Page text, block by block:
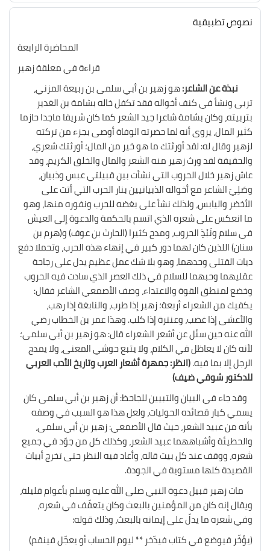
نصوص تطبيقية
المحاضرة الرابعة
قراءة في معلقة زهير
نبذة عن الشاعر:هو زهير بن أبي سلمى بن ربيعة المزني،
تربى ونشأ في كنف أخواله فقد تكفل خاله بشامة بن الغدير
بتربيته، وكان بشامة شاعرا جيد الشعر كما كان شريفا ماجدا حازما
كثير المال، يروى أنه لما حضرته الوفاة أوصى بجزء من تركته
لزهير وقال له: لقد أورثتك ما هو خير من المال؛ أورثتك شعري،
والحقيقة لقد ورث زهير منه الشعر والمال والخلق الكريم، وقد
عاش زهير خلال الحروب التي نشأت بين قبيلتي عبس وذبيان،
وصَلِيَ الشاعر مع أخواله الذبيانيين بنار الحرب التي أتت على
الأخضر واليابس، ولذلك نشأ على بغضه للحرب ونفوره منها، وهو
ما انعكس على شعره الذي اتسم بالحكمة والدعوة إلى العيش
في سلام ونَبْذِ الحروب، ومدح كثيرا (الحارث بن عوف) و(هرم بن
سنان) اللذين كان لهما دور كبير في إنهاء هذه الحرب، وتحملا دفع
ديات القتلى وحدهما، وهو بلا شك عمل عظيم يدل على رجاحة
عقليهما وحبهما للسلام في ذلك العصر الذي سادت فيه الحروب
وخضع لمنطق القوة والاعتداء، وصف الأصمعي الشاعر فقال:
يكفيك من الشعراء أربعة؛ زهير إذا طرب، والنابغة إذا رهب،
والأعشى إذا غضب، وعنترة إذا كلب. وهذا عمر بن الخطاب رضي
الله عنه حين سئل عن أشعر الشعراء قال: هو زهير بن أبي سلمى؛
لأنه كان لا يعاظل في الكلام، ولا يتبع حوشي المعنى، ولا يمدح
الرجل إلا بما فيه.(انظر: جمهرة أشعار العرب وتاريخ الأدب العربي
للدكتور شوقي ضيف)
وقد جاء في البيان والتبيين للجاحظ: أن زهير بن أبي سلمى كان
يسمي كبار قصائده الحوليات، ولعل هذا هو السبب في وصفه
بأنه من عبيد الشعر، حيث قال الأصمعي: زهير بن أبي سلمى،
والحطيئة وأشباههما عبيد الشعر، وكذلك كل من جوّد في جميع
شعره، ووقف عند كل بيتقاله، وأعاد فيه النظر حتى تخرج أبيات
القصيدة كلها مستوية في الجودة.
مات زهير قبيل دعوة النبي صلى الله عليه وسلم بأعوام قليلة،
ويقال إنه كان من المؤمنين بالبعث وكان يتعفّف في شعره،
وفي شعره ما يدلّ على إيمانه بالبعث، وذلك قوله:
(يؤخّر فيوضع في كتاب فيدّخر ** ليوم الحساب أو يعجّل فينقم)